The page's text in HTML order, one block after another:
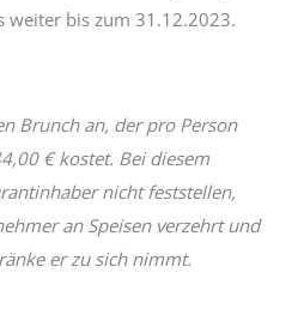
weiter bis zum 31.12.2023.
Brunch an, der pro Person
€ kostet. Bei diesem
nicht feststellen,
an Speisen verzehrt und
er zu sich nimmt.